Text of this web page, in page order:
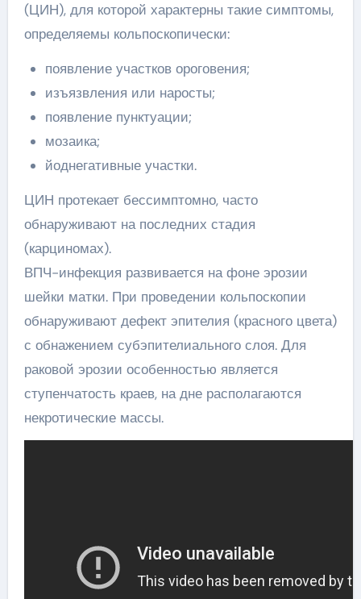
(ЦИН), для которой характерны такие симптомы,
определяемы кольпоскопически:
появление участков ороговения;
изъязвления или наросты;
появление пунктуации;
мозаика;
йоднегативные участки.
ЦИН протекает бессимптомно, часто
обнаруживают на последних стадия
(карциномах).
ВПЧ-инфекция развивается на фоне эрозии
шейки матки. При проведении кольпоскопии
обнаруживают дефект эпителия (красного цвета)
с обнажением субэпителиального слоя. Для
раковой эрозии особенностью является
ступенчатость краев, на дне располагаются
некротические массы.